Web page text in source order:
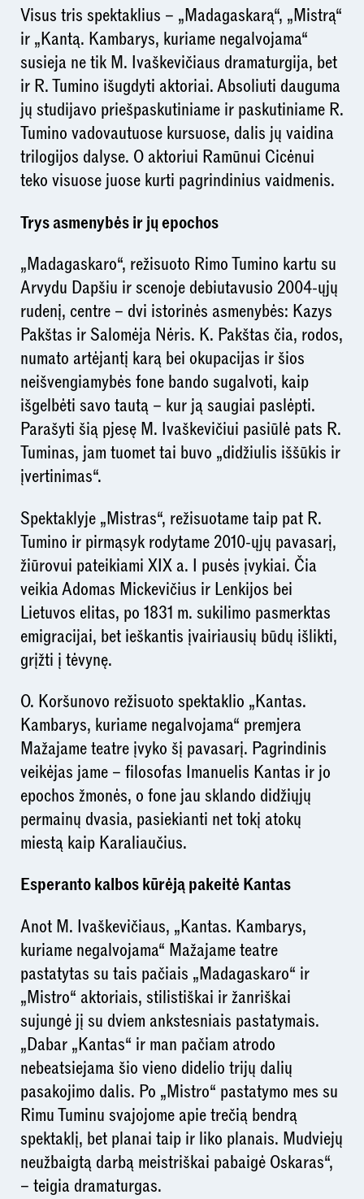
Visus tris spektaklius – „Madagaskarą“, „Mistrą“
ir „Kantą. Kambarys, kuriame negalvojama“
susieja ne tik M. Ivaškevičiaus dramaturgija, bet
ir R. Tumino išugdyti aktoriai. Absoliuti dauguma
jų studijavo priešpaskutiniame ir paskutiniame R.
Tumino vadovautuose kursuose, dalis jų vaidina
trilogijos dalyse. O aktoriui Ramūnui Cicėnui
teko visuose juose kurti pagrindinius vaidmenis.
Trys asmenybės ir jų epochos
„Madagaskaro“, režisuoto Rimo Tumino kartu su
Arvydu Dapšiu ir scenoje debiutavusio 2004-ųjų
rudenį, centre – dvi istorinės asmenybės: Kazys
Pakštas ir Salomėja Nėris. K. Pakštas čia, rodos,
numato artėjantį karą bei okupacijas ir šios
neišvengiamybės fone bando sugalvoti, kaip
išgelbėti savo tautą – kur ją saugiai paslėpti.
Parašyti šią pjesę M. Ivaškevičiui pasiūlė pats R.
Tuminas, jam tuomet tai buvo „didžiulis iššūkis ir
įvertinimas“.
Spektaklyje „Mistras“, režisuotame taip pat R.
Tumino ir pirmąsyk rodytame 2010-ųjų pavasarį,
žiūrovui pateikiami XIX a. I pusės įvykiai. Čia
veikia Adomas Mickevičius ir Lenkijos bei
Lietuvos elitas, po 1831 m. sukilimo pasmerktas
emigracijai, bet ieškantis įvairiausių būdų išlikti,
grįžti į tėvynę.
O. Koršunovo režisuoto spektaklio „Kantas.
Kambarys, kuriame negalvojama“ premjera
Mažajame teatre įvyko šį pavasarį. Pagrindinis
veikėjas jame – filosofas Imanuelis Kantas ir jo
epochos žmonės, o fone jau sklando didžiųjų
permainų dvasia, pasiekianti net tokį atokų
miestą kaip Karaliaučius.
Esperanto kalbos kūrėją pakeitė Kantas
Anot M. Ivaškevičiaus, „Kantas. Kambarys,
kuriame negalvojama“ Mažajame teatre
pastatytas su tais pačiais „Madagaskaro“ ir
„Mistro“ aktoriais, stilistiškai ir žanriškai
sujungė jį su dviem ankstesniais pastatymais.
„Dabar „Kantas“ ir man pačiam atrodo
nebeatsiejama šio vieno didelio trijų dalių
pasakojimo dalis. Po „Mistro“ pastatymo mes su
Rimu Tuminu svajojome apie trečią bendrą
spektaklį, bet planai taip ir liko planais. Mudviejų
neužbaigtą darbą meistriškai pabaigė Oskaras“,
– teigia dramaturgas.